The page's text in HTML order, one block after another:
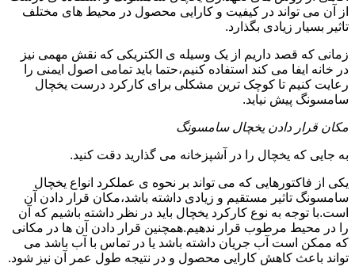
از آن می تواند در کیفیت و کارایی محصول در محیط های مختلف
تاثیر بسیار زیادی بگذارد.
زمانی که قصد داریم از یک وسیله ی الکتریکی که نقش مهمی نیز
در خانه ایفا می کند استفاده کنیم،حتما باید تمامی اصول ایمنی را
رعایت کنیم تا کوچک ترین مشکلی برای کارکرد درست یخچال
سامسونگ پیش نیاید.
مکان قرار دادن یخچال سامسونگ
به جایی که یخچال را در آشپزخانه می گذارید دقت کنید.
یکی از فاکتورهایی که می تواند بر نحوه ی عملکرد انواع یخچال
سامسونگ تاثیر مستقیم و زیادی داشته باشد،مکان قرار دادن آن
است.با توجه به نوع کارکرد یخچال باید در نظر داشته باشیم که آن
را در محیط مرطوب قرار ندهیم.همچنین قرار دادن آن ها در مکانی
که ممکن است آب جریان داشته باشد یا در تماس با آب باشد می
تواند باعث کاهش کارایی محصول و در نتیجه طول عمر آن نیز شود.